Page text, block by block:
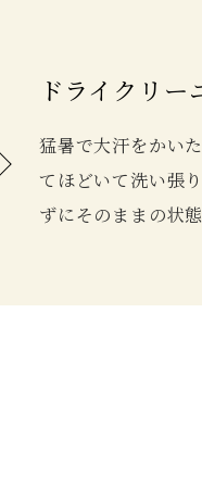
ドライクリ
猛暑で大汗をかい
てほどいて洗い張
ずにそのままの状